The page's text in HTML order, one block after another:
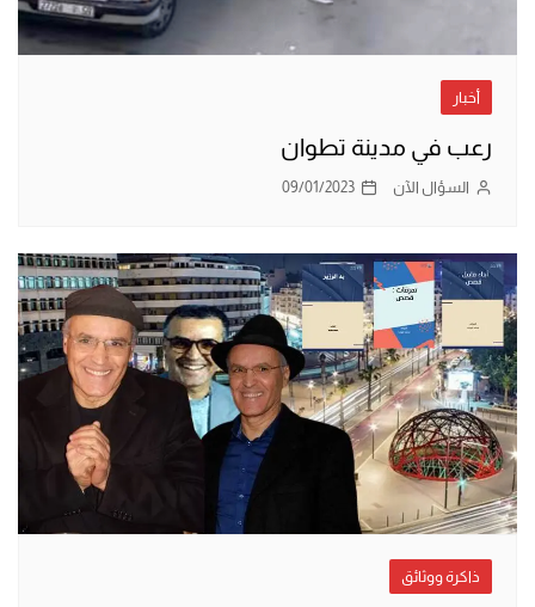
أخبار
رعب في مدينة تطوان
السؤال الآن 09/01/2023
ذاكرة ووثائق